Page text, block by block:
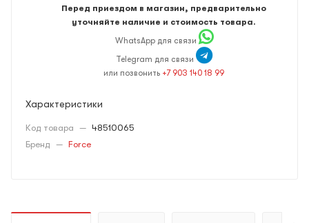
Перед приездом в магазин, предварительно
уточняйте наличие и стоимость товара.
WhatsApp для связи
Telegram для связи
или позвонить +7 903 140 18 99
Характеристики
Код товара — 48510065
Бренд — Force